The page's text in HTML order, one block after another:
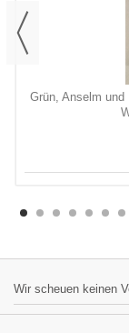
Grün, Anselm und
Wir scheuen keinen